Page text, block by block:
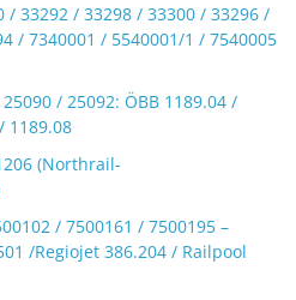
/ 33292 / 33298 / 33300 / 33296 /
/ 7340001 / 5540001/1 / 7540005
/ 25092: ÖBB 1189.04 /
1189.08
(Northrail-
/ 7500161 / 7500195 –
/Regiojet 386.204 / Railpool